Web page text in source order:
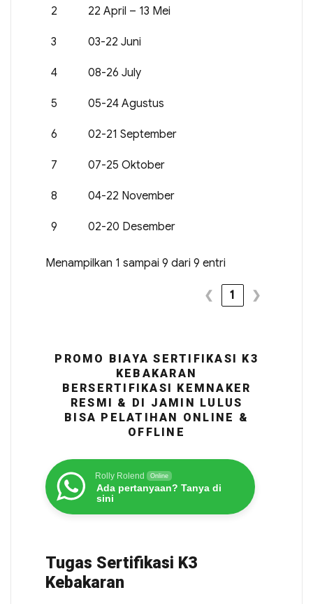
2 22 April – 13 Mei
3 03-22 Juni
4 08-26 July
5 05-24 Agustus
6 02-21 September
7 07-25 Oktober
8 04-22 November
9 02-20 Desember
Menampilkan 1 sampai 9 dari 9 entri
❮ 1 ❯
PROMO BIAYA SERTIFIKASI K3
KEBAKARAN
BERSERTIFIKASI KEMNAKER
RESMI & DI JAMIN LULUS
BISA PELATIHAN ONLINE &
OFFLINE
Rolly Rolend Online
Ada pertanyaan? Tanya di
sini
Tugas Sertifikasi K3
Kebakaran